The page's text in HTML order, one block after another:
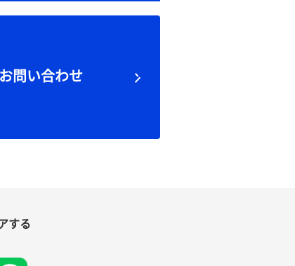
問い合わせ
する